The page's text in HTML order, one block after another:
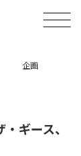
toggle
企画
ギース、